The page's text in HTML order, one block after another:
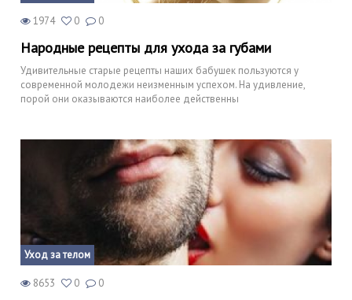
1974 0 0
Народные рецепты для ухода за губами
Удивительные старые рецепты наших бабушек пользуются у
современной молодежи неизменным успехом. На удивление,
порой они оказываются наиболее действенны
Уход за телом
8653 0 0